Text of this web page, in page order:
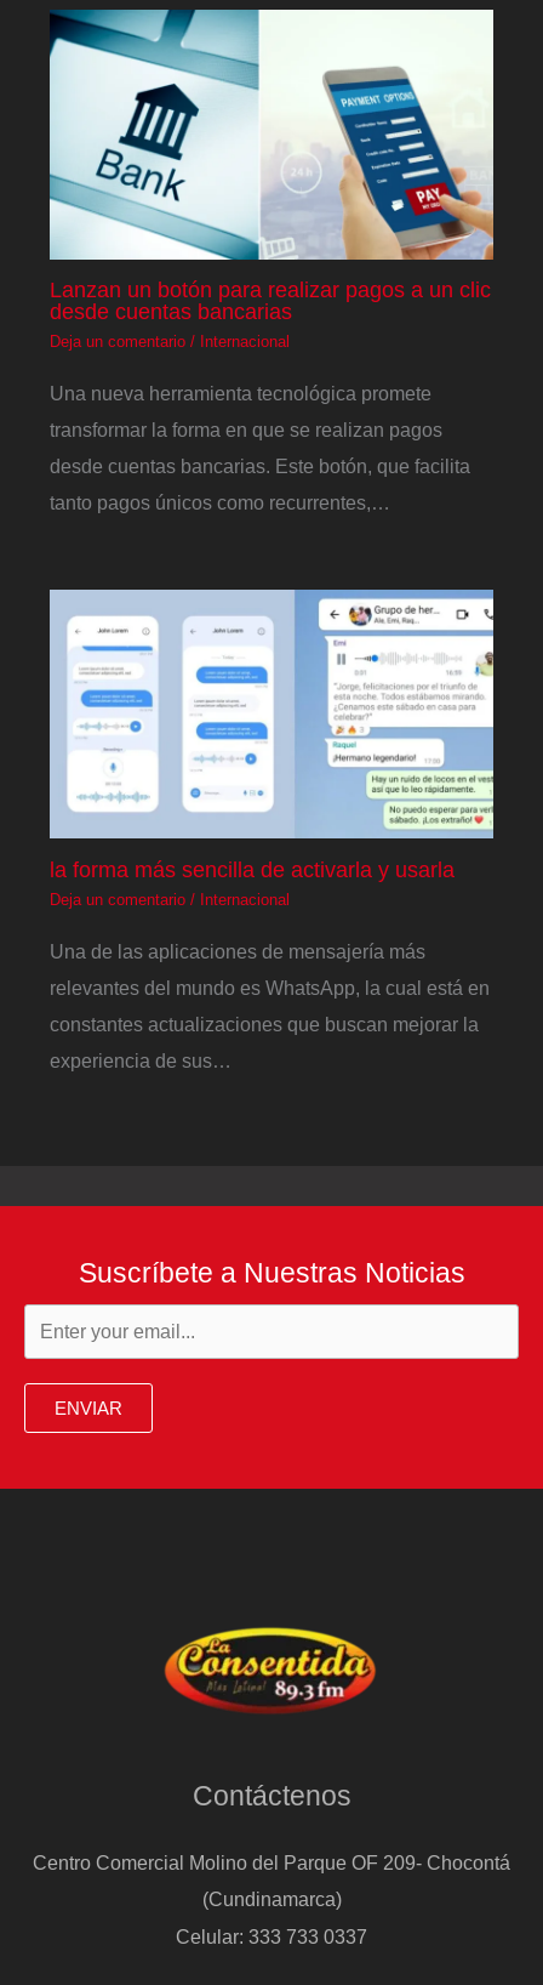
Lanzan un botón para realizar pagos a un clic
desde cuentas bancarias
Deja un comentario / Internacional
Una nueva herramienta tecnológica promete
transformar la forma en que se realizan pagos
desde cuentas bancarias. Este botón, que facilita
tanto pagos únicos como recurrentes,…
la forma más sencilla de activarla y usarla
Deja un comentario / Internacional
Una de las aplicaciones de mensajería más
relevantes del mundo es WhatsApp, la cual está en
constantes actualizaciones que buscan mejorar la
experiencia de sus…
Suscríbete a Nuestras Noticias
ENVIAR
Contáctenos
Centro Comercial Molino del Parque OF 209- Chocontá
(Cundinamarca)
Celular: 333 733 0337